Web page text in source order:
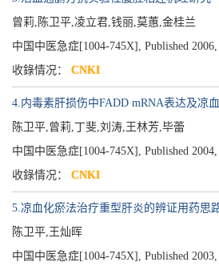
曾莉,陈卫平,凌立君,钱丽,莫蕙,金桂兰
中国中医急症[1004-745X], Published 2006,
收錄情况： CNKI
4.内毒素肝损伤中FADD mRNA表达及凉
陈卫平,曾莉,丁斐,刘涛,王林芳,毕蕾
中国中医急症[1004-745X], Published 2004,
收錄情况： CNKI
5.凉血化瘀法治疗重型肝炎的辨证用药思
陈卫平,王灿晖
中国中医急症[1004-745X], Published 2003,